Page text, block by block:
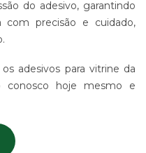
do adesivo, garantindo
com precisão e cuidado,
adesivos para vitrine da
conosco hoje mesmo e